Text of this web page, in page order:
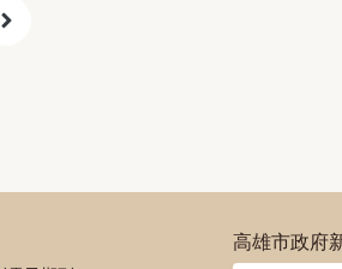
高雄市政府